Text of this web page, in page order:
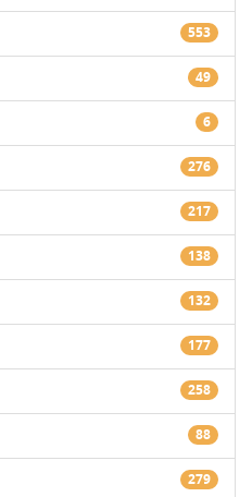
553
49
6
276
217
138
132
177
258
88
279